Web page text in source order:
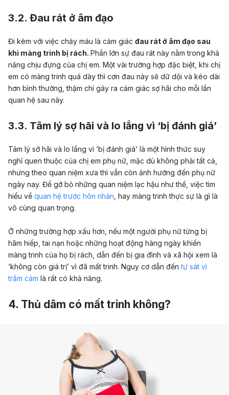
3.2. Đau rát ở âm đạo
Đi kèm với việc chảy máu là cảm giác đau rát ở âm đạo sau
khi màng trinh bị rách. Phần lớn sự đau rát này nằm trong khả
năng chịu đựng của chị em. Một vài trường hợp đặc biệt, khi chị
em có màng trinh quá dày thì cơn đau này sẽ dữ dội và kéo dài
hơn bình thường, thậm chí gây ra cảm giác sợ hãi cho mỗi lần
quan hệ sau này.
3.3. Tâm lý sợ hãi và lo lắng vì ‘bị đánh giá’
Tâm lý sỡ hãi và lo lắng vì ‘bị đánh giá’ là một hình thức suy
nghĩ quen thuộc của chị em phụ nữ, mặc dù không phải tất cả,
nhưng theo quan niệm xưa thì vẫn còn ảnh hưởng đến phụ nữ
ngày nay. Để gỡ bỏ những quan niệm lạc hậu như thế, việc tìm
hiểu về quan hệ trước hôn nhân , hay màng trinh thực sự là gì là
vô cùng quan trọng.
Ở những trường hợp xấu hơn, nếu một người phụ nữ từng bị
hãm hiếp, tai nạn hoặc những hoạt động hàng ngày khiến
màng trinh của họ bị rách, dẫn đến bị gia đình và xã hội xem là
‘không còn giá trị’ vì đã mất trinh. Nguy cơ dẫn đếntự sát vì
trầm cảm là rất có khả năng.
4. Thủ dâm có mất trinh không?